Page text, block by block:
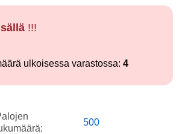
!!!
ulkoisessa varastossa: 4
500